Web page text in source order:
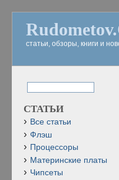
статьи, обзоры, книги и
СТАТЬИ
Все статьи
Флэш
Процессоры
Материнские платы
Чипсеты